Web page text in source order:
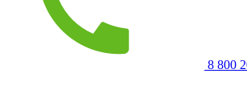
8 800